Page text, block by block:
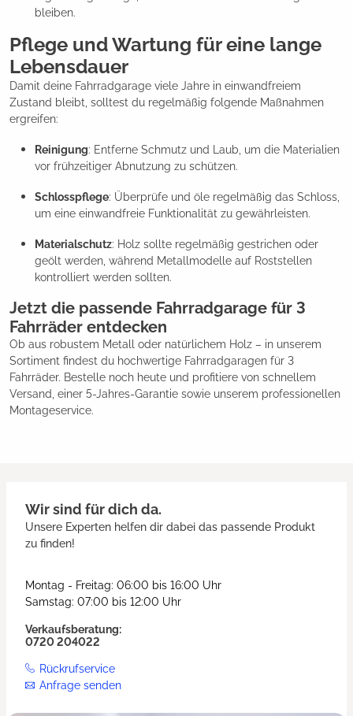
bleiben.
Pflege und Wartung für eine lange
Lebensdauer
Damit deine Fahrradgarage viele Jahre in einwandfreiem
Zustand bleibt, solltest du regelmäßig folgende Maßnahmen
ergreifen:
Reinigung: Entferne Schmutz und Laub, um die Materialien
vor frühzeitiger Abnutzung zu schützen.
Schlosspflege: Überprüfe und öle regelmäßig das Schloss,
um eine einwandfreie Funktionalität zu gewährleisten.
Materialschutz: Holz sollte regelmäßig gestrichen oder
geölt werden, während Metallmodelle auf Roststellen
kontrolliert werden sollten.
Jetzt die passende Fahrradgarage für 3
Fahrräder entdecken
Ob aus robustem Metall oder natürlichem Holz – in unserem
Sortiment findest du hochwertige Fahrradgaragen für 3
Fahrräder. Bestelle noch heute und profitiere von schnellem
Versand, einer 5-Jahres-Garantie sowie unserem professionellen
Montageservice.
Wir sind für dich da.
Unsere Experten helfen dir dabei das passende Produkt
zu finden!
Montag - Freitag: 06:00 bis 16:00 Uhr
Samstag: 07:00 bis 12:00 Uhr
Verkaufsberatung:
0720 204022
Rückrufservice
Anfrage senden